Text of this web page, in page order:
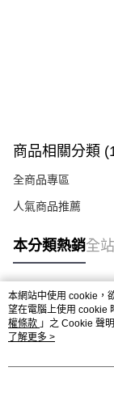
商品相關分類
全商品專區
人氣商品推薦
本分類熱銷全
熱門標籤
本網站中使用 cookie，
望在電腦上使用 cookie
權條款 」之 Cookie 聲
用條款之 Cookie 聲明使
了解更多 >